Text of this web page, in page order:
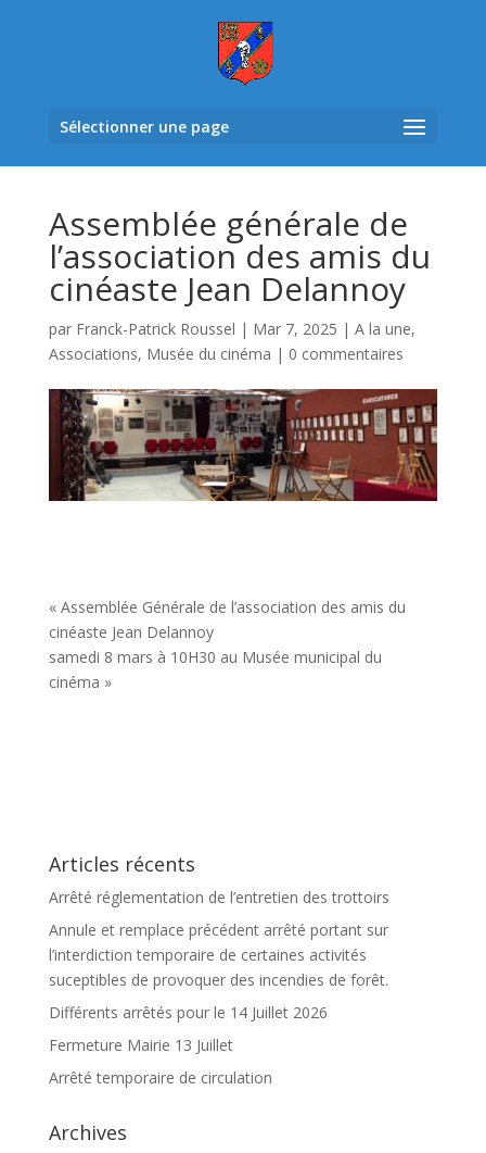
Sélectionner une page
Assemblée générale de
l’association des amis du
cinéaste Jean Delannoy
par Franck-Patrick Roussel | Mar 7, 2025 | A la une,
Associations, Musée du cinéma | 0 commentaires
« Assemblée Générale de l’association des amis du
cinéaste Jean Delannoy
samedi 8 mars à 10H30 au Musée municipal du
cinéma »
Articles récents
Arrêté réglementation de l’entretien des trottoirs
Annule et remplace précédent arrêté portant sur
l’interdiction temporaire de certaines activités
suceptibles de provoquer des incendies de forêt.
Différents arrêtés pour le 14 Juillet 2026
Fermeture Mairie 13 Juillet
Arrêté temporaire de circulation
Archives